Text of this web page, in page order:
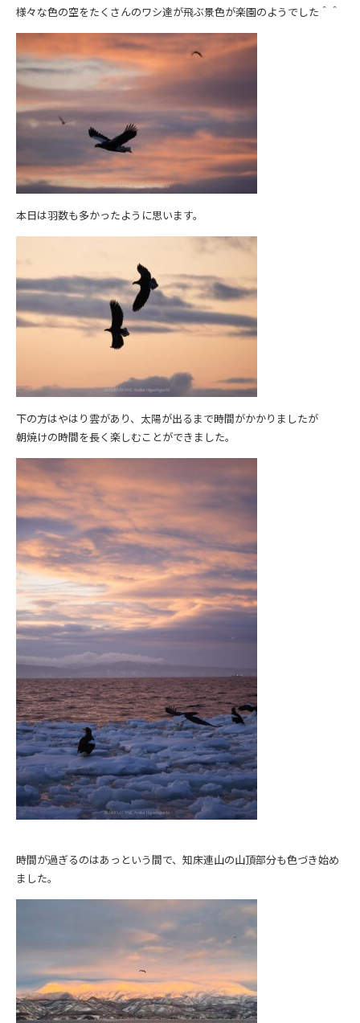
様々な色の空をたくさんのワシ達が飛ぶ景色が楽園のようでした＾＾
本日は羽数も多かったように思います。
下の方はやはり雲があり、太陽が出るまで時間がかかりましたが
朝焼けの時間を長く楽しむことができました。
時間が過ぎるのはあっという間で、知床連山の山頂部分も色づき始め
ました。